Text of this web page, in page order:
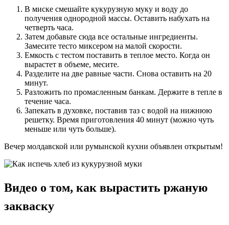
В миске смешайте кукурузную муку и воду до
получения однородной массы. Оставить набухать на
четверть часа.
Затем добавьте сюда все остальные ингредиенты.
Замесите тесто миксером на малой скорости.
Емкость с тестом поставить в теплое место. Когда он
вырастет в объеме, месите.
Разделите на две равные части. Снова оставить на 20
минут.
Разложить по промасленным банкам. Держите в тепле в
течение часа.
Запекать в духовке, поставив таз с водой на нижнюю
решетку. Время приготовления 40 минут (можно чуть
меньше или чуть больше).
Вечер молдавской или румынской кухни объявлен открытым!
Видео о том, как вырастить ржаную
закваску